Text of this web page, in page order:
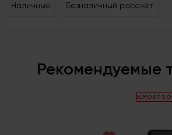
Наличные Безналичный рассчёт
Рекомендуемые
ALMOST